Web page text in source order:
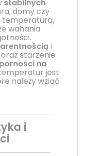
stabilnych
domy czy
temperaturą,
wahania
i
oraz starzenie
na
jest
należy wziąć
i